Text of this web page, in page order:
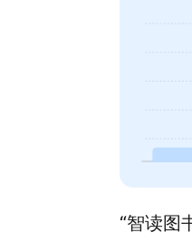
“智读图